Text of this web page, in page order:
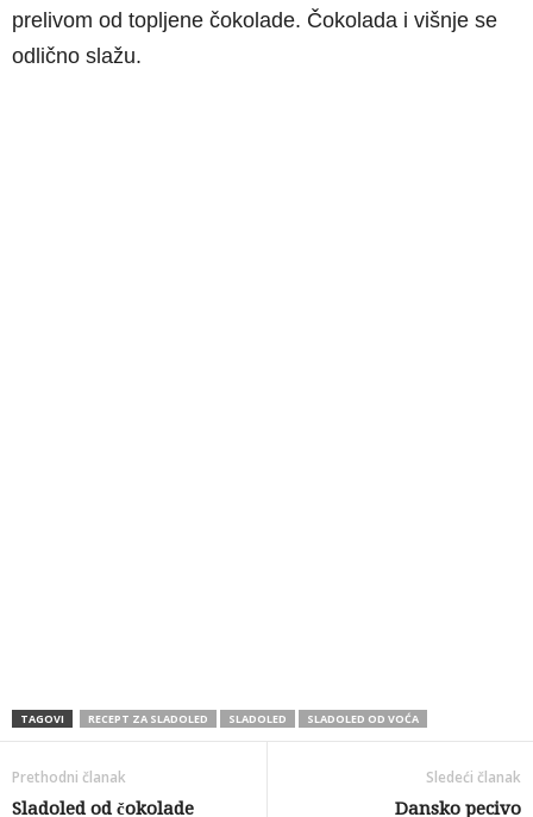
prelivom od topljene čokolade. Čokolada i višnje se
odlično slažu.
TAGOVI RECEPT ZA SLADOLED SLADOLED SLADOLED OD VOĆA
Prethodni članak
Sladoled od čokolade
Sledeći članak
Dansko pecivo